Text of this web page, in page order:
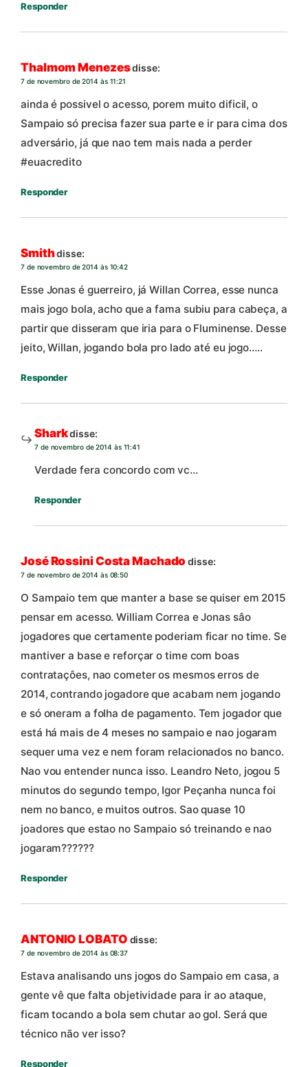
Responder
Thalmom Menezesdisse:
7 de novembro de 2014 às 11:21
ainda é possivel o acesso, porem muito dificil, o
Sampaio só precisa fazer sua parte e ir para cima dos
adversário, já que nao tem mais nada a perder
#euacredito
Responder
Smithdisse:
7 de novembro de 2014 às 10:42
Esse Jonas é guerreiro, já Willan Correa, esse nunca
mais jogo bola, acho que a fama subiu para cabeça, a
partir que disseram que iria para o Fluminense. Desse
jeito, Willan, jogando bola pro lado até eu jogo…..
Responder
Sharkdisse:
7 de novembro de 2014 às 11:41
Verdade fera concordo com vc…
Responder
José Rossini Costa Machado disse:
7 de novembro de 2014 às 08:50
O Sampaio tem que manter a base se quiser em 2015
pensar em acesso. William Correa e Jonas sâo
jogadores que certamente poderiam ficar no time. Se
mantiver a base e reforçar o time com boas
contrataçôes, nao cometer os mesmos erros de
2014, contrando jogadore que acabam nem jogando
e só oneram a folha de pagamento. Tem jogador que
está há mais de 4 meses no sampaio e nao jogaram
sequer uma vez e nem foram relacionados no banco.
Nao vou entender nunca isso. Leandro Neto, jogou 5
minutos do segundo tempo, Igor Peçanha nunca foi
nem no banco, e muitos outros. Sao quase 10
joadores que estao no Sampaio só treinando e nao
jogaram??????
Responder
ANTONIO LOBATO disse:
7 de novembro de 2014 às 08:37
Estava analisando uns jogos do Sampaio em casa, a
gente vê que falta objetividade para ir ao ataque,
ficam tocando a bola sem chutar ao gol. Será que
técnico não ver isso?
Responder